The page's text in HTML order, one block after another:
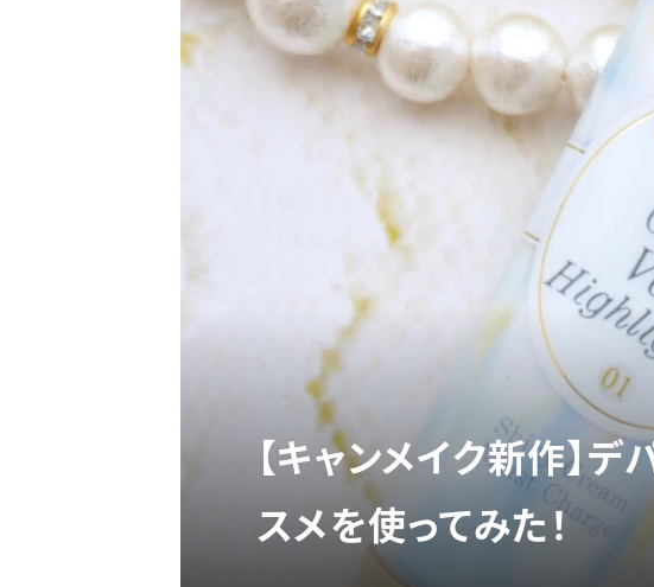
【キャンメイク新作】
スメを使ってみた！